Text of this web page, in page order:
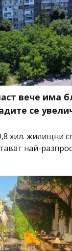
вече има
се
хил. жилищни
най-